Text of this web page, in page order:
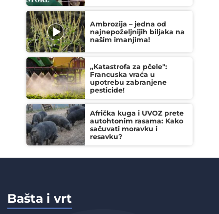
Ambrozija – jedna od
najnepoželjnijih biljaka na
našim imanjima!
„Katastrofa za pčele":
Francuska vraća u
upotrebu zabranjene
pesticide!
Afrička kuga i UVOZ prete
autohtonim rasama: Kako
sačuvati moravku i
resavku?
Bašta i vrt